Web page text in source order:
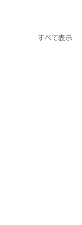
すべて表示